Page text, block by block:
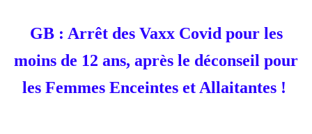
GB : Arrêt des Vaxx Covid pour les
moins de 12 ans, après le déconseil pour
les Femmes Enceintes et Allaitantes !